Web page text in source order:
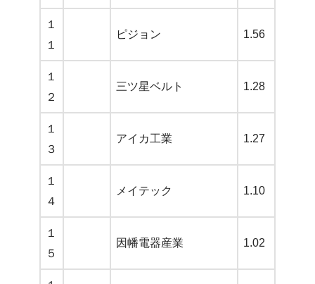
１
１
ピジョン 1.56
１
２
三ツ星ベルト 1.28
１
３
アイカ工業 1.27
１
４
メイテック 1.10
１
５
因幡電器産業 1.02